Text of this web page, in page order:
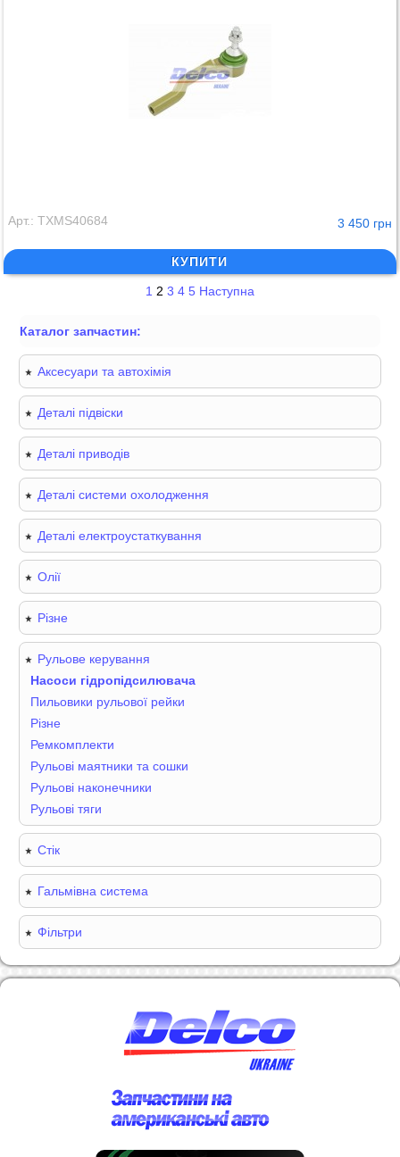
Арт.: TXMS40684 3 450 грн
КУПИТИ
1 2 3 4 5 Наступна
Каталог запчастин:
Аксесуари та автохімія
Деталі підвіски
Деталі приводів
Деталі системи охолодження
Деталі електроустаткування
Олії
Різне
Рульове керування
Насоси гідропідсилювача
Пильовики рульової рейки
Різне
Ремкомплекти
Рульові маятники та сошки
Рульові наконечники
Рульові тяги
Стік
Гальмівна система
Фільтри